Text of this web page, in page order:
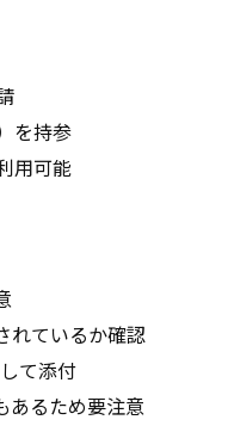
を持参
用可能
れているか確認
て添付
あるため要注意